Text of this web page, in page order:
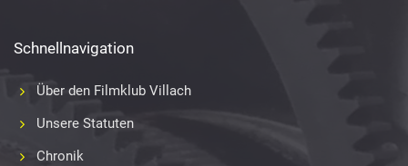
Schnellnavigation
Über den Filmklub Villach
Unsere Statuten
Chronik